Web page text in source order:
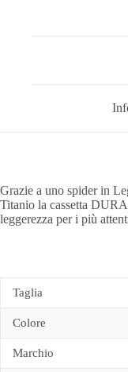
Grazie a uno spider in
Titanio la cassetta
leggerezza per i più
Taglia
Colore
Marchio